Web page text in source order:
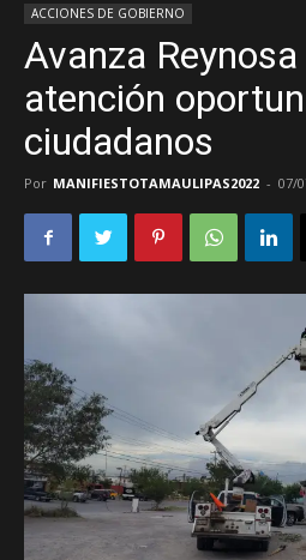
ACCIONES DE GOBIERNO
Avanza
atención
ciudadanos
Por MANIFIESTOTAMAULIPAS2022 - 07/